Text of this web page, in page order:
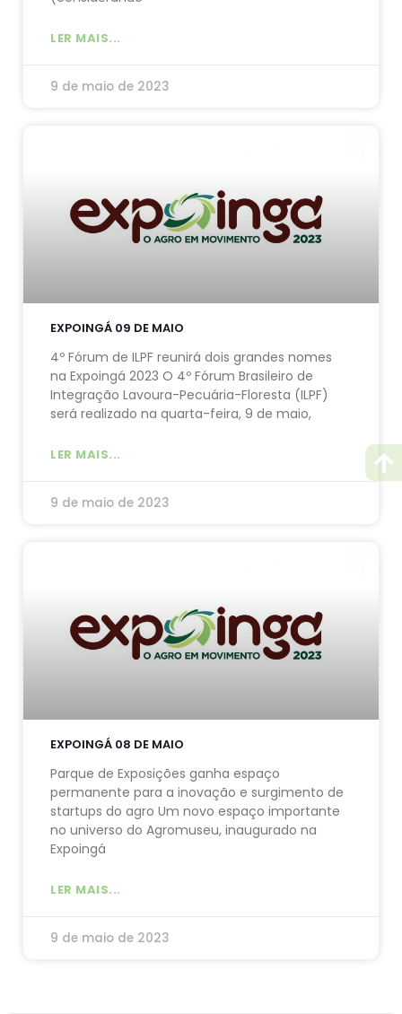
LER MAIS...
9 de maio de 2023
EXPOINGÁ 09 DE MAIO
4º Fórum de ILPF reunirá dois grandes nomes
na Expoingá 2023 O 4º Fórum Brasileiro de
Integração Lavoura-Pecuária-Floresta (ILPF)
será realizado na quarta-feira, 9 de maio,
LER MAIS...
9 de maio de 2023
EXPOINGÁ 08 DE MAIO
Parque de Exposições ganha espaço
permanente para a inovação e surgimento de
startups do agro Um novo espaço importante
no universo do Agromuseu, inaugurado na
Expoingá
LER MAIS...
9 de maio de 2023